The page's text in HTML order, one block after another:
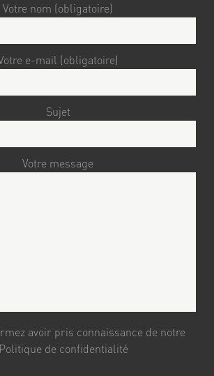
Votre nom (obligatoire)
e-mail (obligatoire)
Sujet
Votre message
avoir pris connaissance de notre
Politique de confidentialité